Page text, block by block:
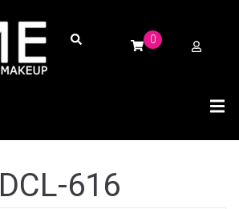
0
DCL-616